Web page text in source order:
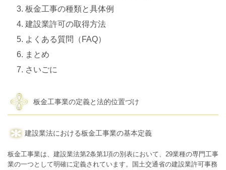
板金工事の種類と具体例
建設業許可の取得方法
よくある質問（FAQ）
まとめ
さいごに
板金工事業の定義と法的位置づけ
建設業法における板金工事業の基本定義
板金工事業は、建設業法第2条第1項の別表において、29業種の専門工事
業の一つとして明確に定義されています。国土交通省の建設業許可事務